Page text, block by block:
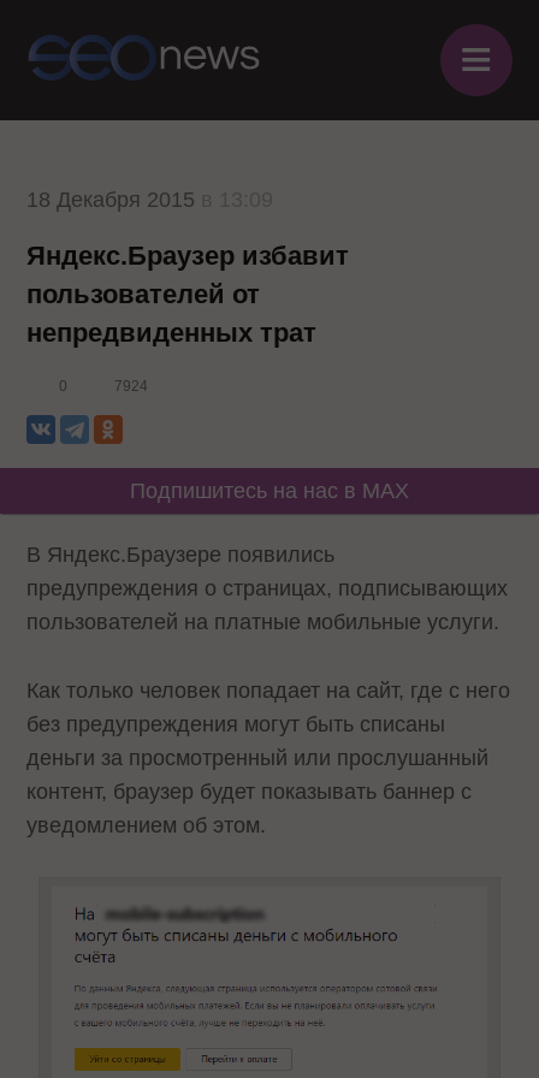
≡
18 Декабря 2015
Яндекс.Браузер избавит
пользователей от
непредвиденных трат
0 7924
Подпишитесь на нас в MAX
В Яндекс.Браузере появились
предупреждения о страницах, подписывающих
пользователей на платные мобильные услуги.
Как только человек попадает на сайт, где с него
без предупреждения могут быть списаны
деньги за просмотренный или прослушанный
контент, браузер будет показывать баннер с
уведомлением об этом.